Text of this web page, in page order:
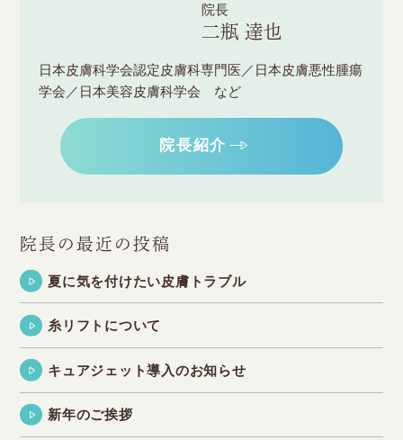
院長
二瓶 達也
日本皮膚科学会認定皮膚科専門医／日本皮膚悪性腫瘍
学会／日本美容皮膚科学会 など
院長紹介
院長の最近の投稿
夏に気を付けたい皮膚トラブル
糸リフトについて
キュアジェット導入のお知らせ
新年のご挨拶